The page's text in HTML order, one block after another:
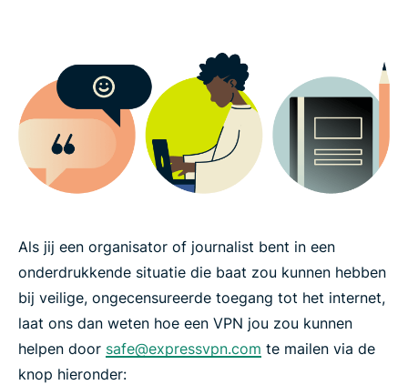
Als jij een organisator of journalist bent in een
onderdrukkende situatie die baat zou kunnen hebben
bij veilige, ongecensureerde toegang tot het internet,
laat ons dan weten hoe een VPN jou zou kunnen
helpen door safe@expressvpn.com te mailen via de
knop hieronder: